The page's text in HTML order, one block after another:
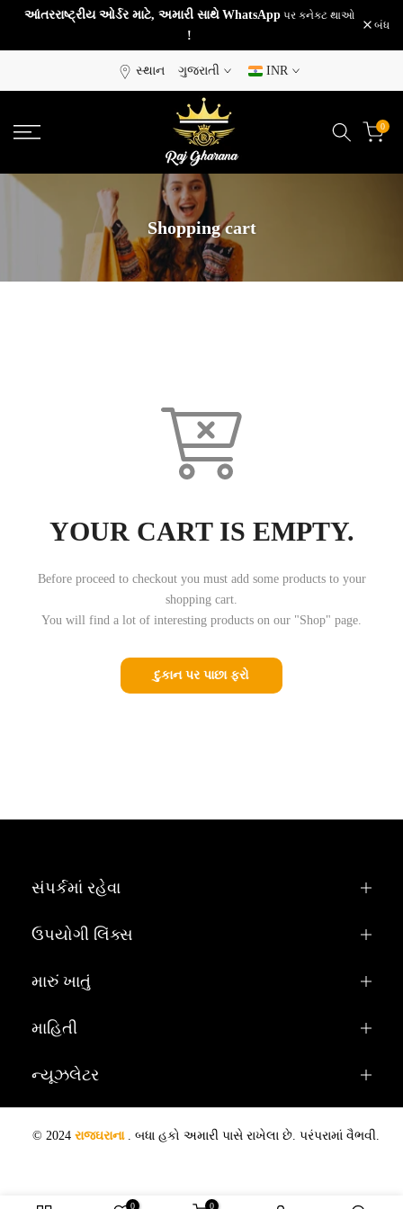
સામગ્રી
આંતરરાષ્ટ્રીય ઓર્ડર માટે, અમારી સાથે WhatsAppપર કનેક્ટ થાઓ
!
બંધ
સ્થાન ગુજરાતી INR
0
Shopping cart
YOUR CART IS EMPTY.
Before proceed to checkout you must add some products to your
shopping cart.
You will find a lot of interesting products on our "Shop" page.
દુકાન પર પાછા ફરો
સંપર્કમાં રહેવા
ઉપયોગી લિંક્સ
મારું ખાતું
માહિતી
ન્યૂઝલેટર
© 2024 રાજઘરાના. બધા હકો અમારી પાસે રાખેલા છે. પરંપરામાં વૈભવી.
0 0